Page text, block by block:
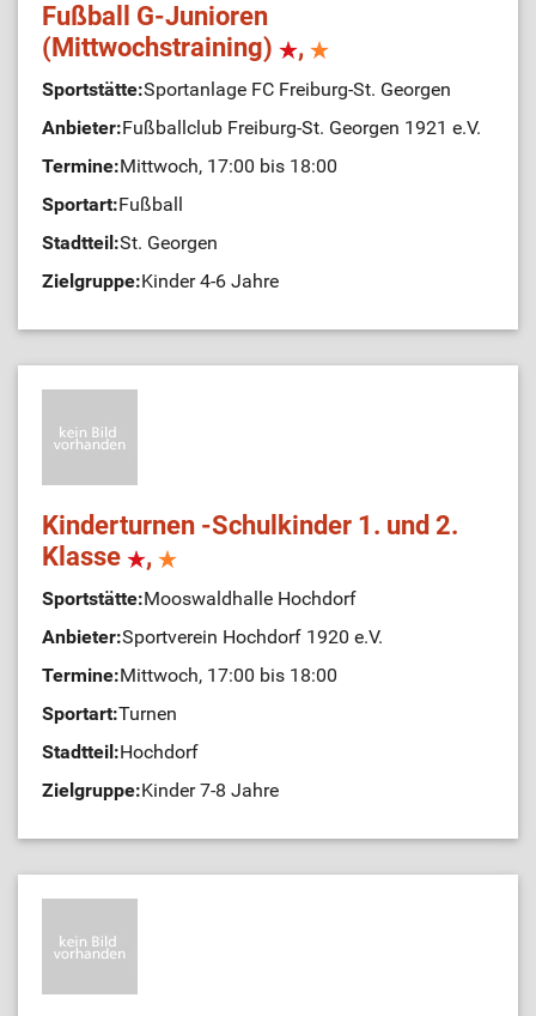
Fußball G-Junioren
(Mittwochstraining)
,
Sportstätte:Sportanlage FC Freiburg-St. Georgen
Anbieter:Fußballclub Freiburg-St. Georgen 1921 e.V.
Termine:Mittwoch, 17:00 bis 18:00
Sportart:Fußball
Stadtteil:St. Georgen
Zielgruppe:Kinder 4-6 Jahre
Kinderturnen -Schulkinder 1. und 2.
Klasse
,
Sportstätte:Mooswaldhalle Hochdorf
Anbieter:Sportverein Hochdorf 1920 e.V.
Termine:Mittwoch, 17:00 bis 18:00
Sportart:Turnen
Stadtteil:Hochdorf
Zielgruppe:Kinder 7-8 Jahre